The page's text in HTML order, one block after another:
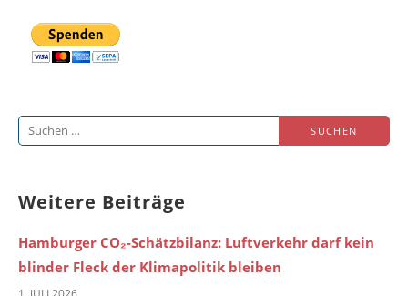
Suchen
Weitere Beiträge
Hamburger CO₂-Schätzbilanz: Luftverkehr darf kein
blinder Fleck der Klimapolitik bleiben